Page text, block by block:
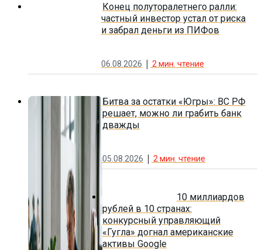
Конец полуторалетнего ралли:
частный инвестор устал от риска
и забрал деньги из ПИФов
06.08.2026 2 мин. чтение
Битва за остатки «Югры»: ВС РФ
решает, можно ли грабить банк
дважды
05.08.2026 2мин. чтение
10 миллиардов
рублей в 10 странах:
конкурсный управляющий
«Гугла» догнал американские
активы Google